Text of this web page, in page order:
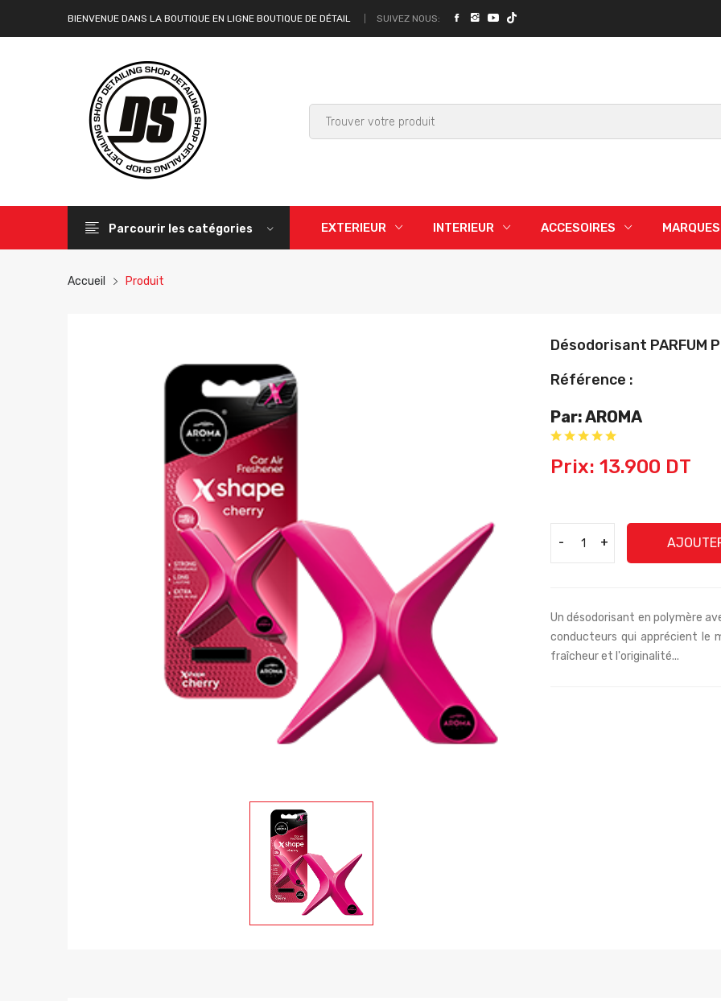
BIENVENUE DANS LA BOUTIQUE EN LIGNE BOUTIQUE DE DÉTAIL SUIVEZ NOUS:
Parcourir les catégories EXTERIEUR INTERIEUR ACCESOIRES MARQUES
Accueil Produit
Désodorisant PARFUM
Référence :
Par: AROMA
Prix: 13.900 DT
- +
Un désodorisant en polymère
conducteurs qui apprécient le
fraîcheur et l'originalité...